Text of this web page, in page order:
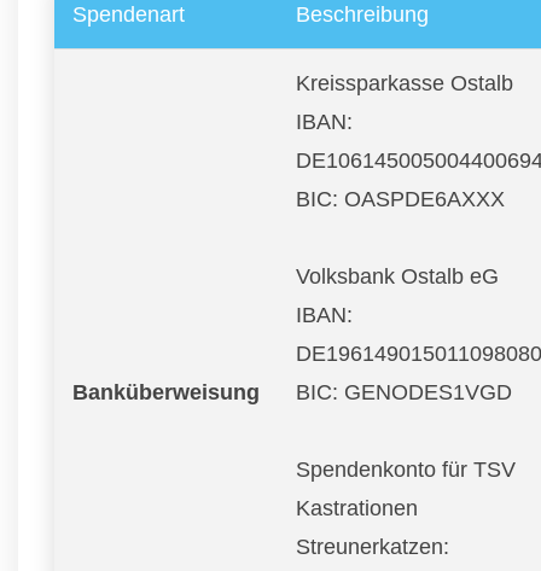
Spendenart Beschreibung
Banküberweisung
Kreissparkasse Ostalb
IBAN:
BIC: OASPDE6AXXX
Volksbank Ostalb eG
IBAN:
BIC: GENODES1VGD
Spendenkonto für TSV
Kastrationen
Streunerkatzen: